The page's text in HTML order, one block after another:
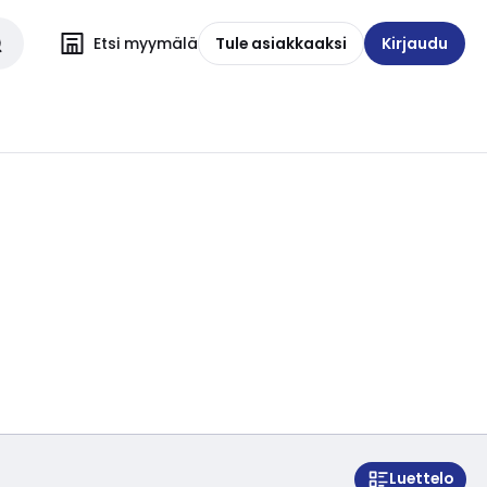
Etsi myymälä Tule asiakkaaksi Kirjaudu
Luettelo